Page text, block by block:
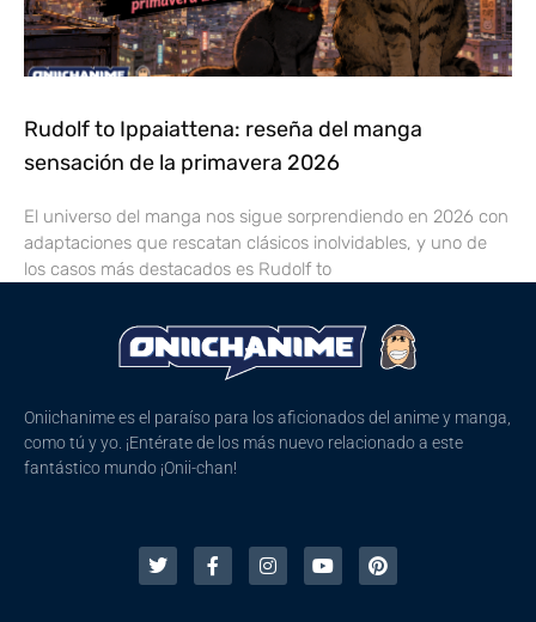
Rudolf to Ippaiattena: reseña del manga
sensación de la primavera 2026
El universo del manga nos sigue sorprendiendo en 2026 con
adaptaciones que rescatan clásicos inolvidables, y uno de
los casos más destacados es Rudolf to
Oniichanime es el paraíso para los aficionados del anime y manga,
como tú y yo. ¡Entérate de los más nuevo relacionado a este
fantástico mundo ¡Onii-chan!